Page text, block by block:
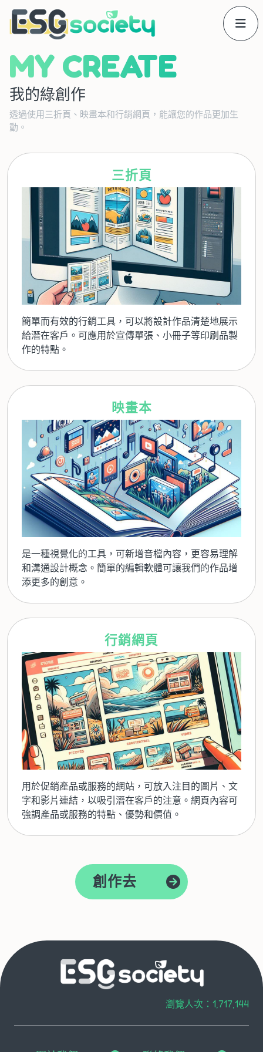
MY CREATE
我的綠創作
透過使用三折頁、映畫本和行銷網頁，能讓您的作品更加生
動。
三折頁
簡單而有效的行銷工具，可以將設計作品清楚地展示
給潛在客戶。可應用於宣傳單張、小冊子等印刷品製
作的特點。
映畫本
是一種視覺化的工具，可新增音檔內容，更容易理解
和溝通設計概念。簡單的編輯軟體可讓我們的作品增
添更多的創意。
行銷網頁
用於促銷產品或服務的網站，可放入注目的圖片、文
字和影片連結，以吸引潛在客戶的注意。網頁內容可
強調產品或服務的特點、優勢和價值。
創作去
瀏覽人次：1,717,144